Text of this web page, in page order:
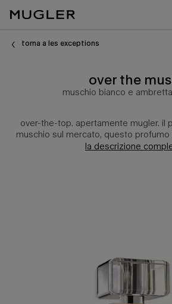
torna a les exceptions
over the
muschio bianco e
over-the-top. apertamente mugler. il
muschio sul mercato, questo profumo
la descrizione